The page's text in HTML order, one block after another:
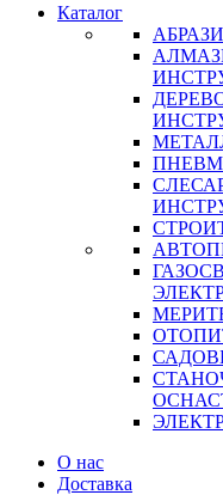
Каталог
О нас
Доставка